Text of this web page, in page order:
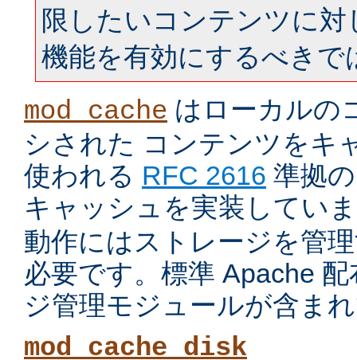
限したいコンテンツに
機能を有効にするべきで
mod_cache はローカルの
シされた コンテンツをキ
使われる RFC 2616 準拠
キャッシュを実装してい
動作にはストレージを管
必要です。標準 Apache
ジ管理モジュールが含ま
mod_cache_disk